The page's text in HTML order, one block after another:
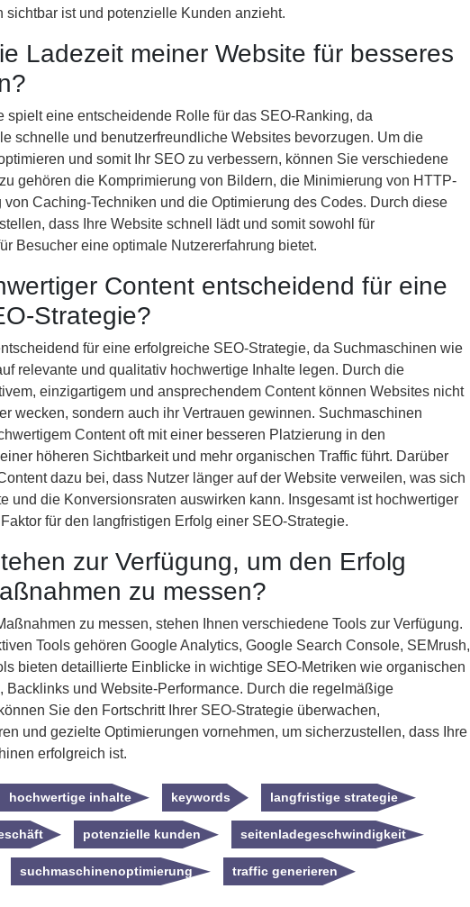
sichtbar ist und potenzielle Kunden anzieht.
Ladezeit meiner Website für besseres
spielt eine entscheidende Rolle für das SEO-Ranking, da
schnelle und benutzerfreundliche Websites bevorzugen. Um die
und somit Ihr SEO zu verbessern, können Sie verschiedene
gehören die Komprimierung von Bildern, die Minimierung von HTTP-
Caching-Techniken und die Optimierung des Codes. Durch diese
dass Ihre Website schnell lädt und somit sowohl für
Besucher eine optimale Nutzererfahrung bietet.
Content entscheidend für eine
Strategie?
für eine erfolgreiche SEO-Strategie, da Suchmaschinen wie
relevante und qualitativ hochwertige Inhalte legen. Durch die
einzigartigem und ansprechendem Content können Websites nicht
wecken, sondern auch ihr Vertrauen gewinnen. Suchmaschinen
Content oft mit einer besseren Platzierung in den
höheren Sichtbarkeit und mehr organischen Traffic führt. Darüber
dazu bei, dass Nutzer länger auf der Website verweilen, was sich
und die Konversionsraten auswirken kann. Insgesamt ist hochwertiger
für den langfristigen Erfolg einer SEO-Strategie.
zur Verfügung, um den Erfolg
zu messen?
zu messen, stehen Ihnen verschiedene Tools zur Verfügung.
Tools gehören Google Analytics, Google Search Console, SEMrush,
bieten detaillierte Einblicke in wichtige SEO-Metriken wie organischen
Backlinks und Website-Performance. Durch die regelmäßige
Sie den Fortschritt Ihrer SEO-Strategie überwachen,
und gezielte Optimierungen vornehmen, um sicherzustellen, dass Ihre
erfolgreich ist.
hochwertige inhalte keywords langfristige strategie
potenzielle kunden seitenladegeschwindigkeit
suchmaschinenoptimierung traffic generieren